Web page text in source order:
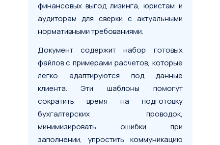
финансовых выгод лизинга, юристам и
аудиторам для сверки с актуальными
нормативными требованиями.
Документ содержит набор готовых
файлов с примерами расчетов, которые
легко адаптируются под данные
клиента. Эти шаблоны помогут
сократить время на подготовку
бухгалтерских проводок,
минимизировать ошибки при
заполнении, упростить коммуникацию